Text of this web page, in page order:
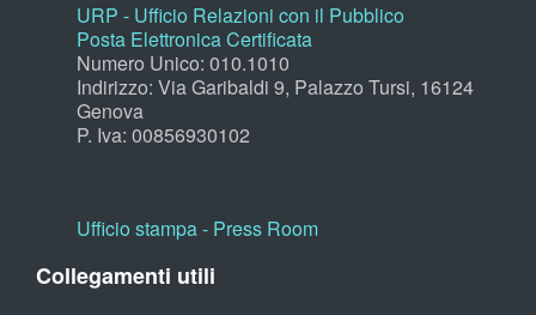
URP - Ufficio Relazioni con il Pubblico
Posta Elettronica Certificata
Numero Unico: 010.1010
Indirizzo: Via Garibaldi 9, Palazzo Tursi, 16124
Genova
P. Iva: 00856930102
Ufficio stampa - Press Room
Collegamenti utili